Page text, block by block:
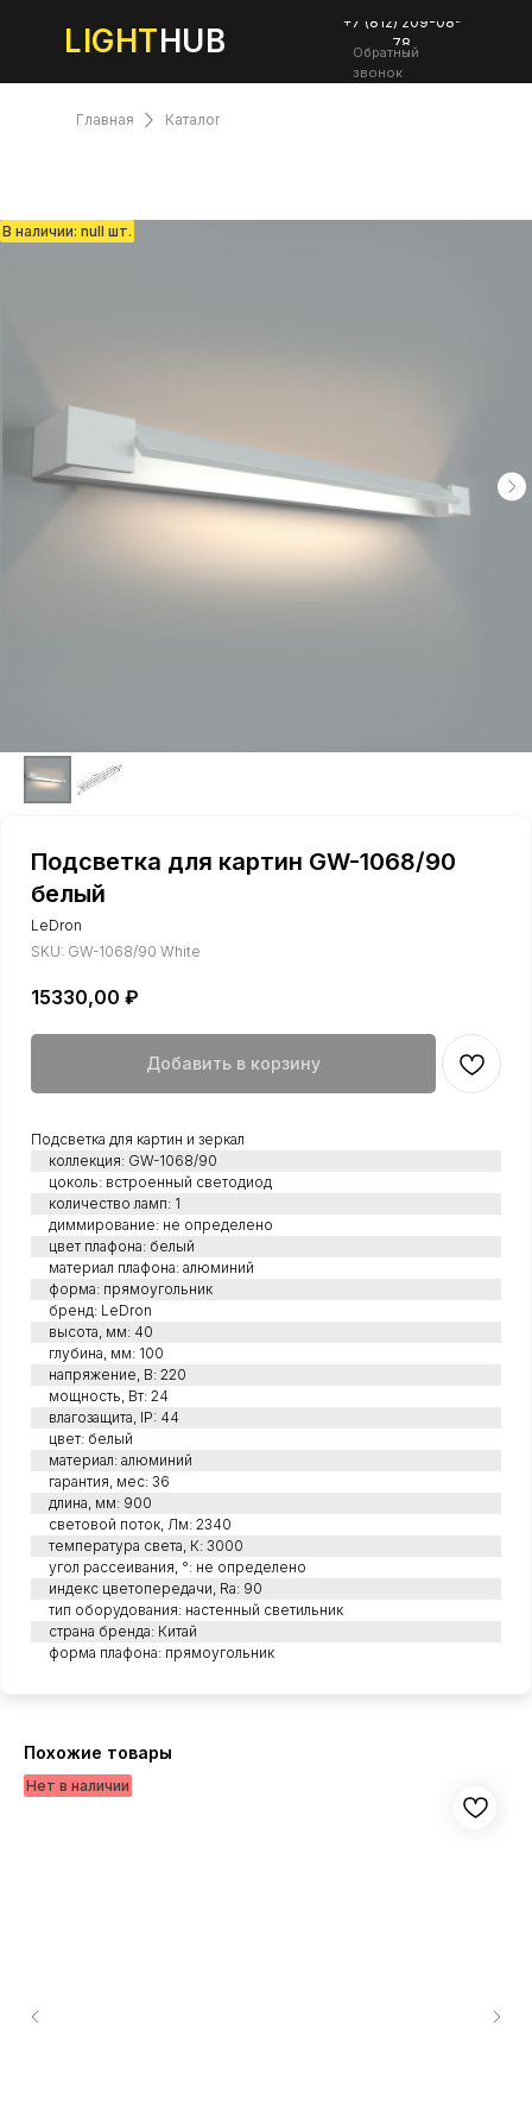
LIGHTHUB
+7 (812) 209-08-
78
Обратный
звонок
Каталог
Главная
Подсветка для картин GW-1068/90
белый
LeDron
SKU: GW-1068/90 White
15330,00 ₽
Добавить в корзину
Подсветка для картин и зеркал
коллекция: GW-1068/90
цоколь: встроенный светодиод
количество ламп: 1
диммирование: не определено
цвет плафона: белый
материал плафона: алюминий
форма: прямоугольник
бренд: LeDron
высота, мм: 40
глубина, мм: 100
напряжение, В: 220
мощность, Вт: 24
влагозащита, IP: 44
цвет: белый
материал: алюминий
гарантия, мес: 36
длина, мм: 900
световой поток, Лм: 2340
температура света, К: 3000
угол рассеивания, °: не определено
индекс цветопередачи, Ra: 90
тип оборудования: настенный светильник
страна бренда: Китай
форма плафона: прямоугольник
Похожие товары